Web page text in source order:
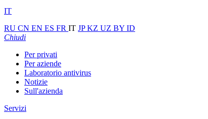
IT
RU CN EN ES FR IT JPKZ UZ BY ID
Chiudi
Per privati
Per aziende
Laboratorio antivirus
Notizie
Sull'azienda
Servizi